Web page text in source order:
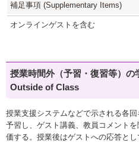
補足事項 (Supplementary Items)
オンラインゲストを含む
授業時間外（予習・復習等）
Outside of Class
授業支援システムなどで示される各
予習し、ゲスト講義、教員コメント
価する。授業後はゲストへの応答と